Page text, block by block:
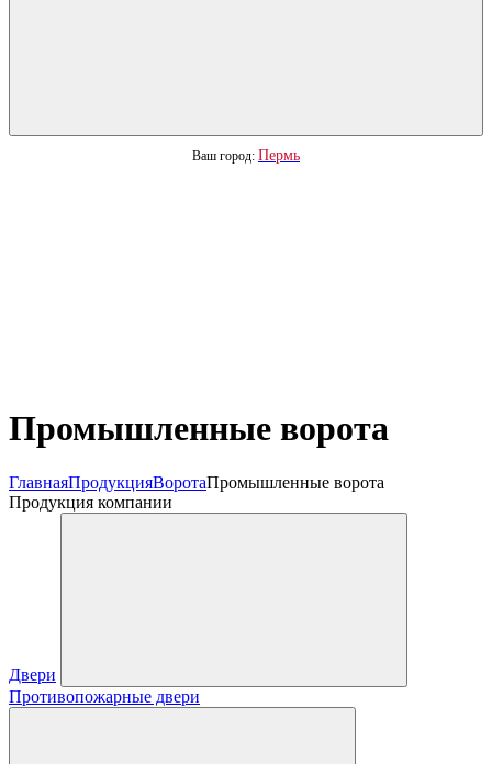
Ваш город: Пермь
Промышленные ворота
ГлавнаяПродукцияВоротаПромышленные ворота
Продукция компании
Двери
Противопожарные двери